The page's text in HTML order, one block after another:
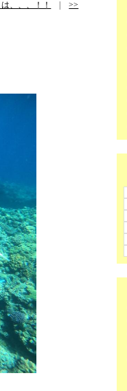
、、、！！ |>>